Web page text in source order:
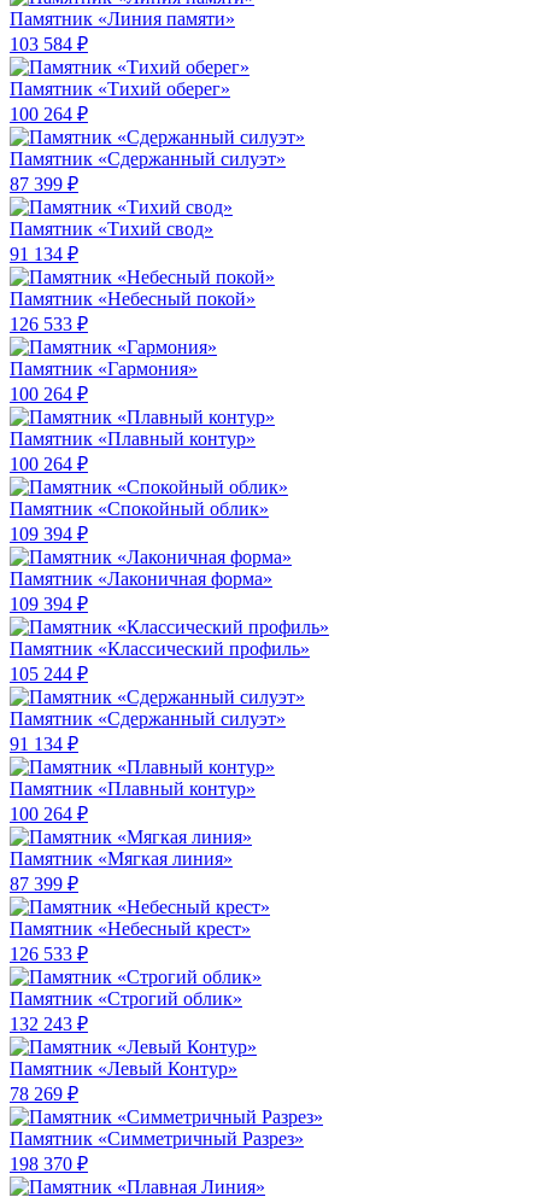
Памятник «Линия памяти»
103 584 ₽
Памятник «Тихий оберег»
100 264 ₽
Памятник «Сдержанный силуэт»
87 399 ₽
Памятник «Тихий свод»
91 134 ₽
Памятник «Небесный покой»
126 533 ₽
Памятник «Гармония»
100 264 ₽
Памятник «Плавный контур»
100 264 ₽
Памятник «Спокойный облик»
109 394 ₽
Памятник «Лаконичная форма»
109 394 ₽
Памятник «Классический профиль»
105 244 ₽
Памятник «Сдержанный силуэт»
91 134 ₽
Памятник «Плавный контур»
100 264 ₽
Памятник «Мягкая линия»
87 399 ₽
Памятник «Небесный крест»
126 533 ₽
Памятник «Строгий облик»
132 243 ₽
Памятник «Левый Контур»
78 269 ₽
Памятник «Симметричный Разрез»
198 370 ₽